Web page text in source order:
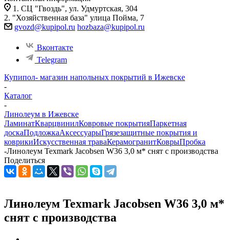
1. СЦ "Гвоздь", ул. Удмуртская, 304
2. "Хозяйственная база" улица Пойма, 7
gvozd@kupipol.ru hozbaza@kupipol.ru
Вконтакте
Telegram
Купипол- магазин напольных покрытий в Ижевске
-
Каталог
-
Линолеум в Ижевске
ЛаминатКварцвинилКовровые покрытияПаркетная
доскаПодложкаАксессуарыГрязезащитные покрытия и
коврикиИскусственная траваКерамогранитКоврыПробка
-Линолеум Texmark Jacobsen W36 3,0 м* снят с производства
Поделиться
Линолеум Texmark Jacobsen W36 3,0 м*
снят с производства